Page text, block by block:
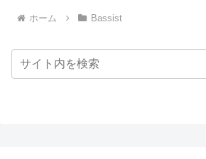
ホーム Bassist